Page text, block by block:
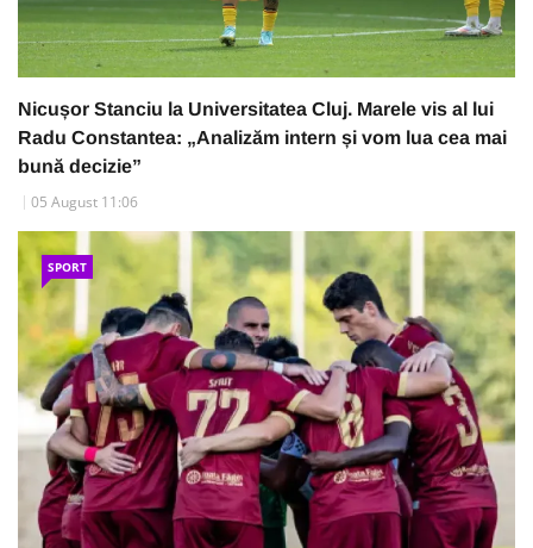
Nicușor Stanciu la Universitatea Cluj. Marele vis al lui
Radu Constantea: „Analizăm intern și vom lua cea mai
bună decizie”
05 August 11:06
SPORT